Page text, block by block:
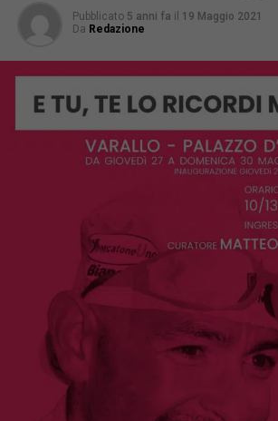
Pubblicato 5 anni fa il 19 Maggio 2021
Da Redazione